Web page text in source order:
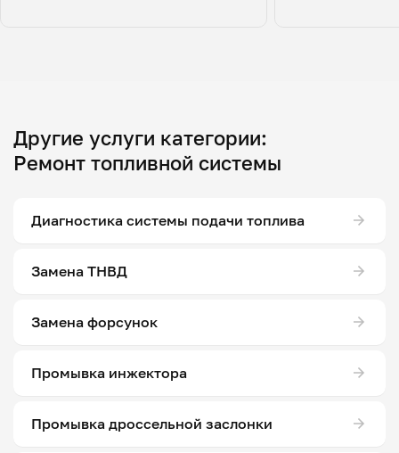
Другие услуги категории:
Ремонт топливной системы
Диагностика системы подачи топлива
Замена ТНВД
Замена форсунок
Промывка инжектора
Промывка дроссельной заслонки